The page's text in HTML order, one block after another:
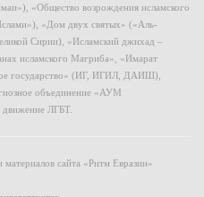
«Общество возрождения исламского
«Дом двух святых» («Аль-
Сирии), «Исламский джихад –
исламского Магриба», «Имарат
государство» (ИГ, ИГИЛ, ДАИШ),
объединение «АУМ
ЛГБТ.
сайта «Ритм Евразии»